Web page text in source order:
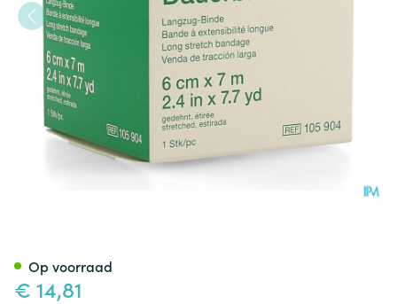
€ 14,81
Op voorraad